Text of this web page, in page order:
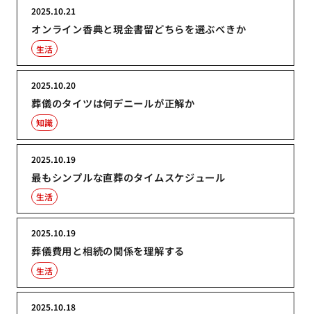
オンライン香典と現金書留どちらを選ぶべきか
2025.10.21
生活
葬儀のタイツは何デニールが正解か
2025.10.20
知識
最もシンプルな直葬のタイムスケジュール
2025.10.19
生活
葬儀費用と相続の関係を理解する
2025.10.19
生活
2025.10.18